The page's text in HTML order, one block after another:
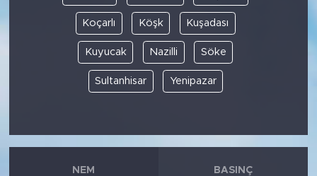
Koçarlı Köşk Kuşadası
Kuyucak Nazilli Söke
Sultanhisar Yenipazar
NEM BASINÇ